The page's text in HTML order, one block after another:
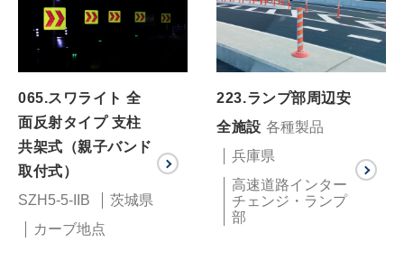
065.スワライト 全
面反射タイプ 支柱
共架式（親子バンド
取付式）
SZH5-5-IIB
茨城県
カーブ地点
223.ランプ部周辺安
全施設 各種製品
兵庫県
高速道路インター
チェンジ・ランプ
部